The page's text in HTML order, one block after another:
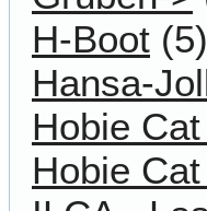
H-Boot (5)
Hansa-
Hobie
Hobie